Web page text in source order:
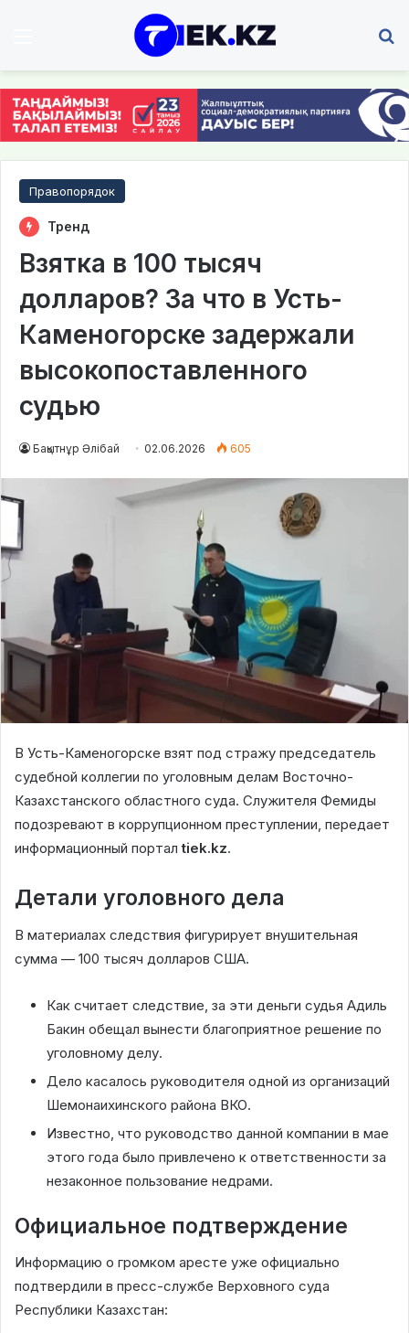
Правопорядок
Тренд
Взятка в 100 тысяч
долларов? За что в Усть-
Каменогорске задержали
высокопоставленного
судью
Бақытнұр Әлібай 02.06.2026 605
В Усть-Каменогорске взят под стражу председатель
судебной коллегии по уголовным делам Восточно-
Казахстанского областного суда. Служителя Фемиды
подозревают в коррупционном преступлении, передает
информационный порталtiek.kz.
Детали уголовного дела
В материалах следствия фигурирует внушительная
сумма — 100 тысяч долларов США.
Как считает следствие, за эти деньги судья Адиль
Бакин обещал вынести благоприятное решение по
уголовному делу.
Дело касалось руководителя одной из организаций
Шемонаихинского района ВКО.
Известно, что руководство данной компании в мае
этого года было привлечено к ответственности за
незаконное пользование недрами.
Официальное подтверждение
Информацию о громком аресте уже официально
подтвердили в пресс-службе Верховного суда
Республики Казахстан: